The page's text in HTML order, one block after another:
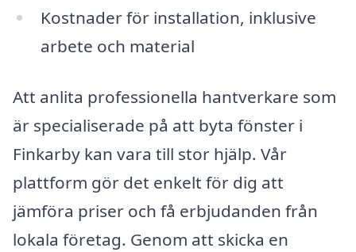
Kostnader för installation, inklusive
arbete och material
Att anlita professionella hantverkare som
är specialiserade på att byta fönster i
Finkarby kan vara till stor hjälp. Vår
plattform gör det enkelt för dig att
jämföra priser och få erbjudanden från
lokala företag. Genom att skicka en